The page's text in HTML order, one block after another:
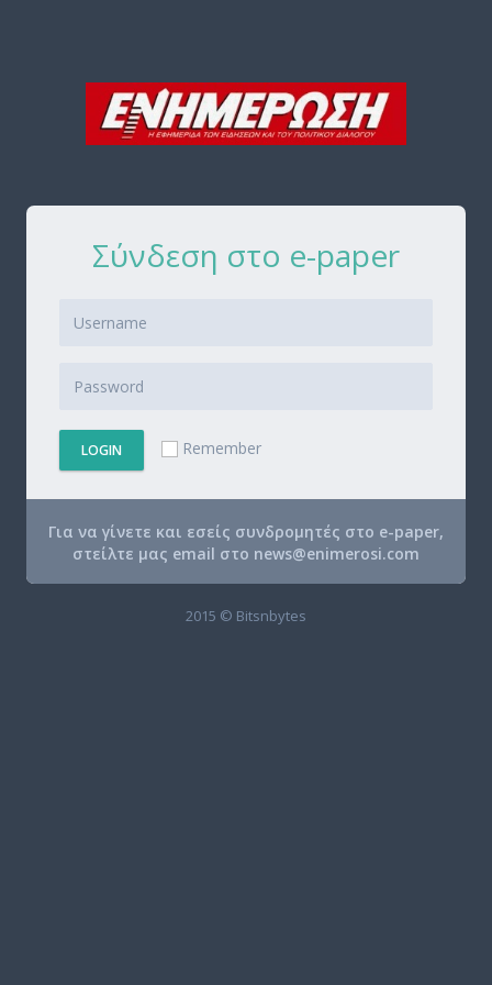
Σύνδεση στο e-paper
LOGIN Remember
Για να γίνετε και εσείς συνδρομητές στο e-paper,
στείλτε μας email στο news@enimerosi.com
2015 © Bitsnbytes